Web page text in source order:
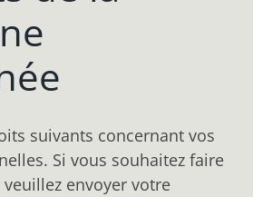
suivants concernant vos
Si vous souhaitez faire
envoyer votre